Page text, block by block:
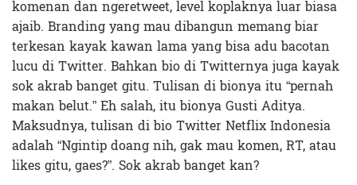
komenan dan ngeretweet, level koplaknya luar biasa
ajaib. Branding yang mau dibangun memang biar
terkesan kayak kawan lama yang bisa adu bacotan
lucu di Twitter. Bahkan bio di Twitternya juga kayak
sok akrab banget gitu. Tulisan di bionya itu “pernah
makan belut.” Eh salah, itu bionya Gusti Aditya.
Maksudnya, tulisan di bio Twitter Netflix Indonesia
adalah “Ngintip doang nih, gak mau komen, RT, atau
likes gitu, gaes?”. Sok akrab banget kan?